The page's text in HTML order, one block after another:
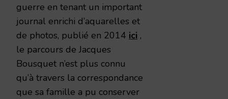
guerre en tenant un important
journal enrichi d’aquarelles et
de photos, publié en 2014 ici ,
le parcours de Jacques
Bousquet n’est plus connu
qu’à travers la correspondance
que sa famille a pu conserver